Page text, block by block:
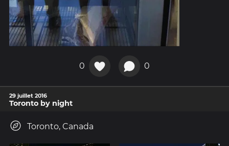
0 0
29 juillet 2016
Toronto by night
Toronto, Canada